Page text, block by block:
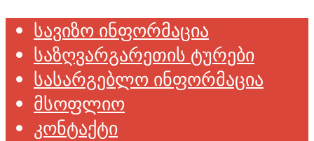
სავიზო ინფორმაცია
საზღვარგარეთის ტურები
სასარგებლო ინფორმაცია
მსოფლიო
კონტაქტი